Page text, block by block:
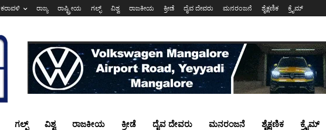
ಕರಾವಳಿ ರಾಜ್ಯ ರಾಷ್ಟ್ರೀಯ ಗಲ್ಫ್ ವಿಶ್ವ ರಾಜಕೀಯ ಕ್ರೀಡೆ ದೈವ ದೇವರು ಮನರಂಜನೆ ಶೈಕ್ಷಣಿಕ ಕ್ರೈಮ್
ಗಲ್ಫ್ ವಿಶ್ವ ರಾಜಕೀಯ ಕ್ರೀಡೆ ದೈವ ದೇವರು ಮನರಂಜನೆ ಶೈಕ್ಷಣಿಕ ಕ್ರೈಮ್